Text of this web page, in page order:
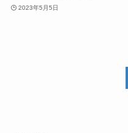
2023年5月5日